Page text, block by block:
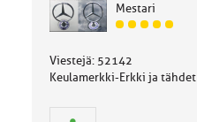
Mestari
J
s
e
Viestejä: 52142
Keulamerkki-Erkki ja tähdet